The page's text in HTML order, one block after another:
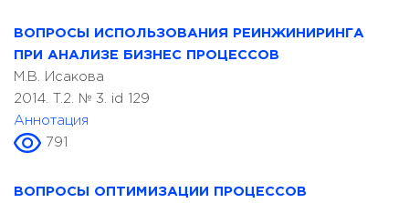
ВОПРОСЫ ИСПОЛЬЗОВАНИЯ РЕИНЖИНИРИНГА
ПРИ АНАЛИЗЕ БИЗНЕС ПРОЦЕССОВ
М.В. Исакова
2014. T.2. № 3. id 129
Аннотация
791
ВОПРОСЫ ОПТИМИЗАЦИИ ПРОЦЕССОВ